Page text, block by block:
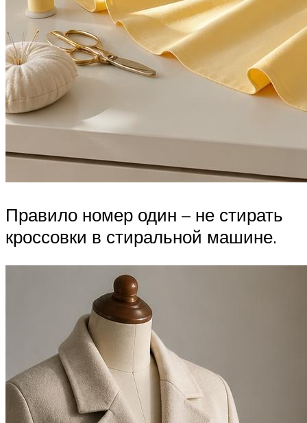
Правило номер один – не стирать
кроссовки в стиральной машине.